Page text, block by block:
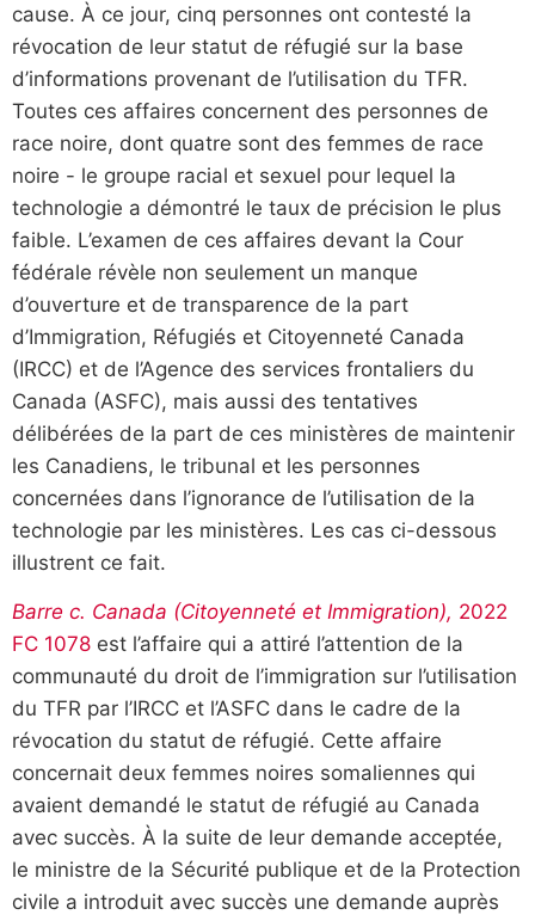
cause. À ce jour, cinq personnes ont contesté la
révocation de leur statut de réfugié sur la base
d’informations provenant de l’utilisation du TFR.
Toutes ces affaires concernent des personnes de
race noire, dont quatre sont des femmes de race
noire - le groupe racial et sexuel pour lequel la
technologie a démontré le taux de précision le plus
faible. L’examen de ces affaires devant la Cour
fédérale révèle non seulement un manque
d’ouverture et de transparence de la part
d’Immigration, Réfugiés et Citoyenneté Canada
(IRCC) et de l’Agence des services frontaliers du
Canada (ASFC), mais aussi des tentatives
délibérées de la part de ces ministères de maintenir
les Canadiens, le tribunal et les personnes
concernées dans l’ignorance de l’utilisation de la
technologie par les ministères. Les cas ci-dessous
illustrent ce fait.
Barre c. Canada (Citoyenneté et Immigration), 2022
FC 1078 est l’affaire qui a attiré l’attention de la
communauté du droit de l’immigration sur l’utilisation
du TFR par l’IRCC et l’ASFC dans le cadre de la
révocation du statut de réfugié. Cette affaire
concernait deux femmes noires somaliennes qui
avaient demandé le statut de réfugié au Canada
avec succès. À la suite de leur demande acceptée,
le ministre de la Sécurité publique et de la Protection
civile a introduit avec succès une demande auprès